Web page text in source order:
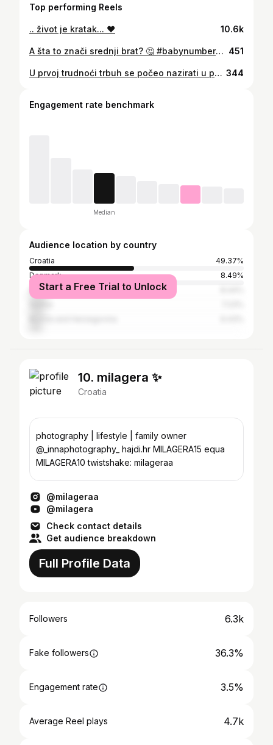
Top performing Reels
.. život je kratak... ❤ 10.6k
A šta to znači srednji brat? 🤔 #babynumber3ontheway 451
U prvoj trudnoći trbuh se počeo nazirati u petom mjesecu trudnoće, u drugoj u trećem, a u trećoj je od početka tu 😂 Napokon popuštaju mučnine koje me nisu ni ovaj puta zaobišle i onaj umor kad zaspiš u pola razgovora s nekim 😅 Sad slijedi jedan od najljepših perioda ❤️ #momoftwo #pregnancyphotoshoot #ourmiracle #babynumber3ontheway #happiness 344
Engagement rate benchmark
Median
Audience location by country
Croatia
49.37%
Denmark
8.49%
Sweden
Start a Free Trial to Unlock
10. milagera ✨
Croatia
photography | lifestyle | family owner
@_innaphotography_ hajdi.hr MILAGERA15 equa
MILAGERA10 twistshake: milageraa
@milageraa
@milagera
Check contact details
Get audience breakdown
Full Profile Data
Followers 6.3k
Fake followers 36.3%
Engagement rate 3.5%
Average Reel plays 4.7k